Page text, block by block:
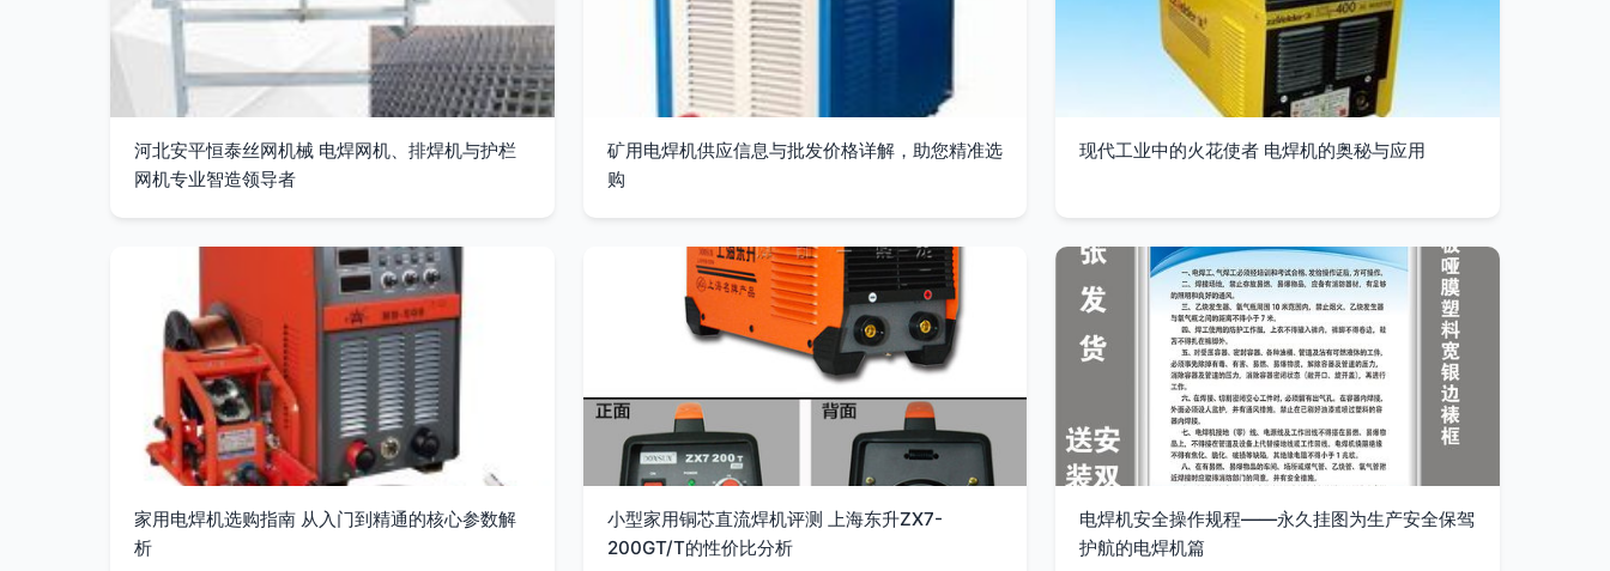
河北安平恒泰丝网机械 电焊网机、排焊机与护栏
网机专业智造领导者
矿用电焊机供应信息与批发价格详解，助您精准选
购
现代工业中的火花使者 电焊机的奥秘与应用
家用电焊机选购指南 从入门到精通的核心参数解
析
小型家用铜芯直流焊机评测 上海东升ZX7-
200GT/T的性价比分析
电焊机安全操作规程——永久挂图为生产安全保驾
护航的电焊机篇